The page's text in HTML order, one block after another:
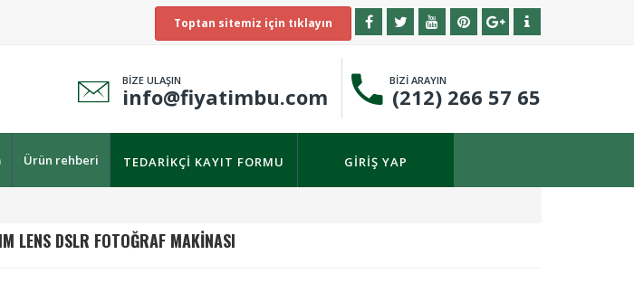
Toptan sitemiz için tıklayın
BİZE ULAŞIN
info@fiyatimbu.com
BİZİ ARAYIN
(212) 266 57 65
Ürün rehberi TEDARIKÇI KAYIT FORMU GIRIŞ YAP
LENS DSLR FOTOĞRAF MAKINASI